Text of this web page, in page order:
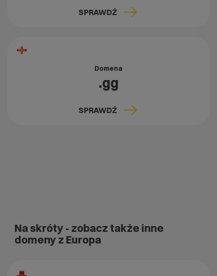
SPRAWDŹ
Domena
.gg
SPRAWDŹ
Na skróty - zobacz także inne
domeny z Europa